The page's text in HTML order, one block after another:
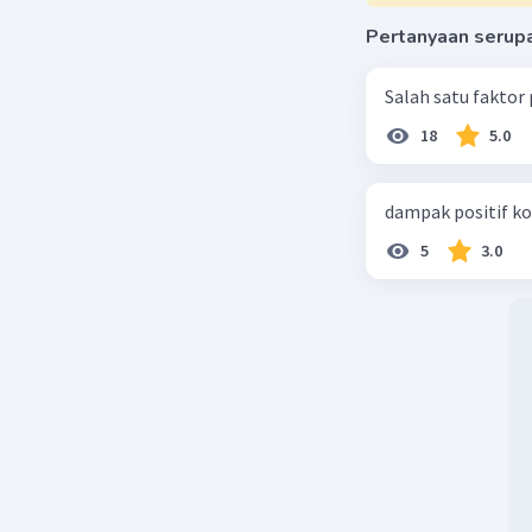
Pertanyaan
Salah satu faktor
18 5.0
dampak positif
5 3.0